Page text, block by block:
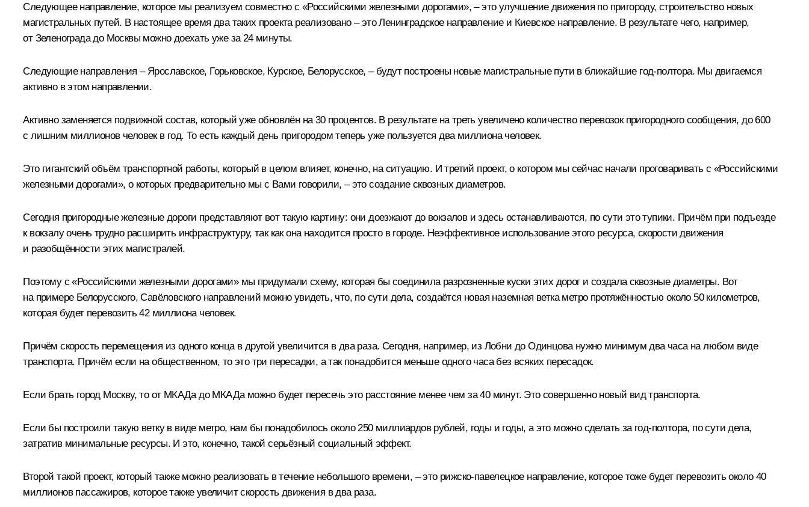
Следующее направление, которое мы реализуем совместно с «Российскими железными дорогами», – это улучшение движения по пригороду, строительство новых
магистральных путей. В настоящее время два таких проекта реализовано – это Ленинградское направление и Киевское направление. В результате чего, например,
от Зеленограда до Москвы можно доехать уже за 24 минуты.
Следующие направления – Ярославское, Горьковское, Курское, Белорусское, – будут построены новые магистральные пути в ближайшие год-полтора. Мы двигаемся
активно в этом направлении.
Активно заменяется подвижной состав, который уже обновлён на 30 процентов. В результате на треть увеличено количество перевозок пригородного сообщения, до 600
с лишним миллионов человек в год. То есть каждый день пригородом теперь уже пользуется два миллиона человек.
Это гигантский объём транспортной работы, который в целом влияет, конечно, на ситуацию. И третий проект, о котором мы сейчас начали проговаривать с «Российскими
железными дорогами», о которых предварительно мы с Вами говорили, – это создание сквозных диаметров.
Сегодня пригородные железные дороги представляют вот такую картину: они доезжают до вокзалов и здесь останавливаются, по сути это тупики. Причём при подъезде
к вокзалу очень трудно расширить инфраструктуру, так как она находится просто в городе. Неэффективное использование этого ресурса, скорости движения
и разобщённости этих магистралей.
Поэтому с «Российскими железными дорогами» мы придумали схему, которая бы соединила разрозненные куски этих дорог и создала сквозные диаметры. Вот
на примере Белорусского, Савёловского направлений можно увидеть, что, по сути дела, создаётся новая наземная ветка метро протяжённостью около 50 километров,
которая будет перевозить 42 миллиона человек.
Причём скорость перемещения из одного конца в другой увеличится в два раза. Сегодня, например, из Лобни до Одинцова нужно минимум два часа на любом виде
транспорта. Причём если на общественном, то это три пересадки, а так понадобится меньше одного часа без всяких пересадок.
Если брать город Москву, то от МКАДа до МКАДа можно будет пересечь это расстояние менее чем за 40 минут. Это совершенно новый вид транспорта.
Если бы построили такую ветку в виде метро, нам бы понадобилось около 250 миллиардов рублей, годы и годы, а это можно сделать за год-полтора, по сути дела,
затратив минимальные ресурсы. И это, конечно, такой серьёзный социальный эффект.
Второй такой проект, который также можно реализовать в течение небольшого времени, – это рижско-павелецкое направление, которое тоже будет перевозить около 40
миллионов пассажиров, которое также увеличит скорость движения в два раза.